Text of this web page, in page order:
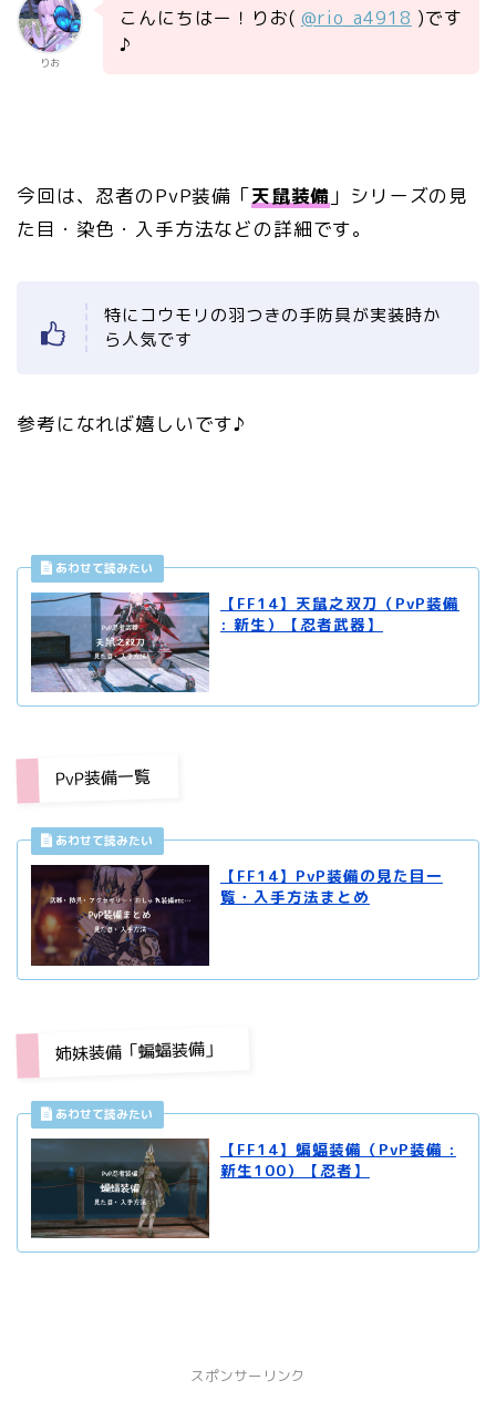
りお
こんにちはー！りお( @rio_a4918 )です
♪
今回は、忍者のPvP装備「天鼠装備 」シリーズの見
た目・染色・入手方法などの詳細です。
特にコウモリの羽つきの手防具が実装時か
ら人気です
参考になれば嬉しいです♪
【FF14】天鼠之双刀（PvP装備
: 新生）【忍者武器】
PvP装備一覧
【FF14】PvP装備の見た目一
覧・入手方法まとめ
姉妹装備「蝙蝠装備」
【FF14】蝙蝠装備（PvP装備 :
新生100）【忍者】
スポンサーリンク